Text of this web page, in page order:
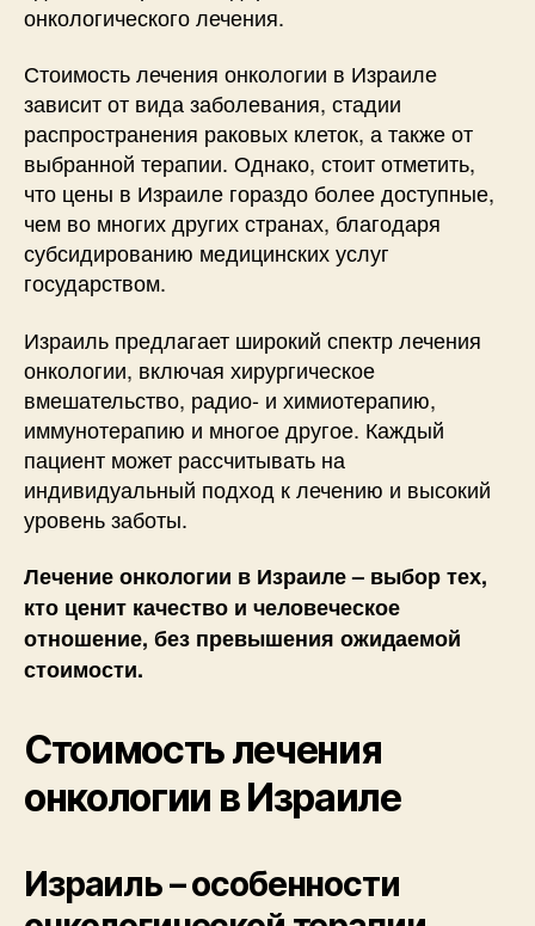
онкологического лечения.
Стоимость лечения онкологии в Израиле
зависит от вида заболевания, стадии
распространения раковых клеток, а также от
выбранной терапии. Однако, стоит отметить,
что цены в Израиле гораздо более доступные,
чем во многих других странах, благодаря
субсидированию медицинских услуг
государством.
Израиль предлагает широкий спектр лечения
онкологии, включая хирургическое
вмешательство, радио- и химиотерапию,
иммунотерапию и многое другое. Каждый
пациент может рассчитывать на
индивидуальный подход к лечению и высокий
уровень заботы.
Лечение онкологии в Израиле – выбор тех,
кто ценит качество и человеческое
отношение, без превышения ожидаемой
стоимости.
Стоимость лечения
онкологии в Израиле
Израиль – особенности